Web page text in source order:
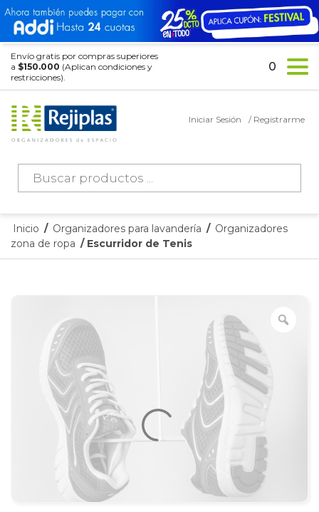
Envío gratis por compras superiores
a $150.000 (Aplican condiciones y
restricciones).
Búsqueda
productos
Iniciar Sesión / Registrarme
0
Inicio / Organizadores para lavandería / Organizadores
zona de ropa / Escurridor de Tenis